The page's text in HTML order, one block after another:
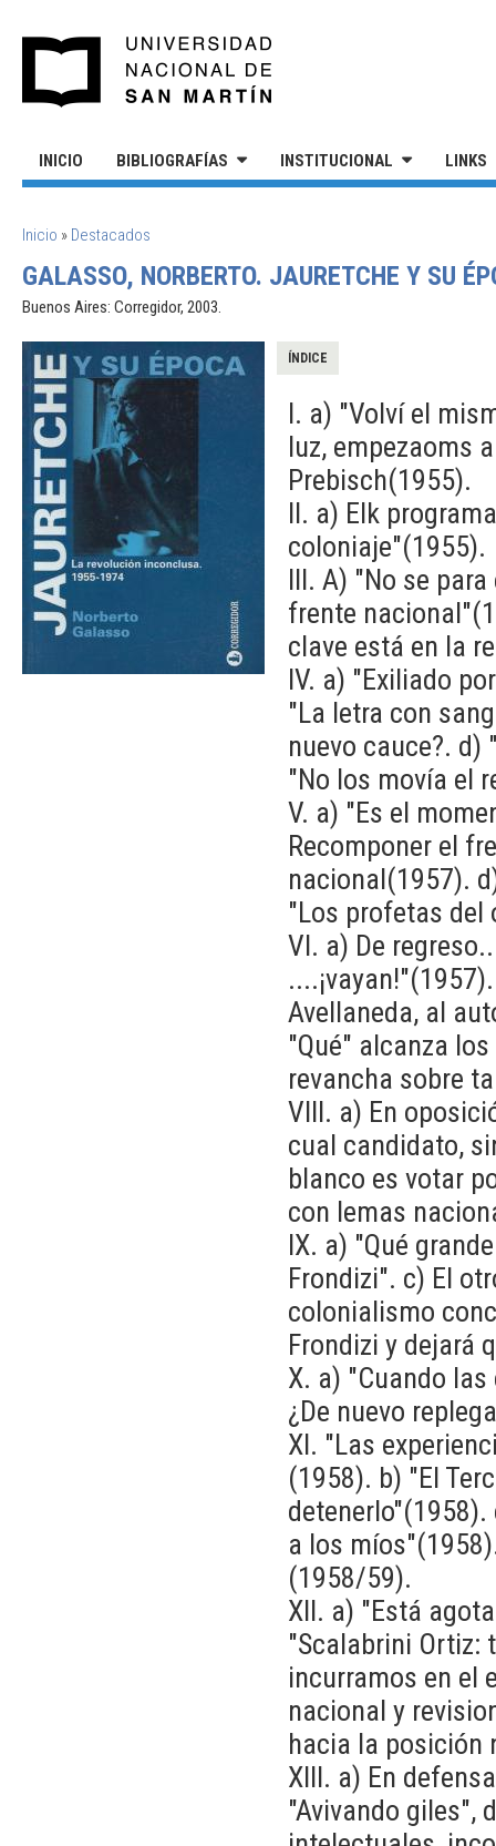
INICIO BIBLIOGRAFÍAS INSTITUCIONAL LINKS
SE ENCUENTRA USTED AQUÍ
Inicio » Destacados
GALASSO, NORBERTO. JAURETCHE Y SU
Buenos Aires: Corregidor, 2003.
ÍNDICE
I. a) "Volví el
luz, empezaoms
Prebisch(1955).
II. a) Elk
coloniaje"(1955).
III. A) "No se
frente
clave está en la
IV. a) "Exiliado
"La letra con
nuevo cauce?.
"No los movía el
V. a) "Es el
Recomponer el
nacional(1957).
"Los profetas del
VI. a) De
Avellaneda, al
"Qué" alcanza
revancha sobre
VIII. a) En
cual candidato,
blanco es votar
con lemas
IX. a) "Qué
Frondizi". c) El
colonialismo
Frondizi y dejará
X. a) "Cuando
¿De nuevo
XI. "Las
(1958). b) "El
a los
(1958/59).
XII. a) "Está
"Scalabrini Ortiz:
incurramos en el
nacional y
hacia la posición
XIII. a) En
"Avivando giles",